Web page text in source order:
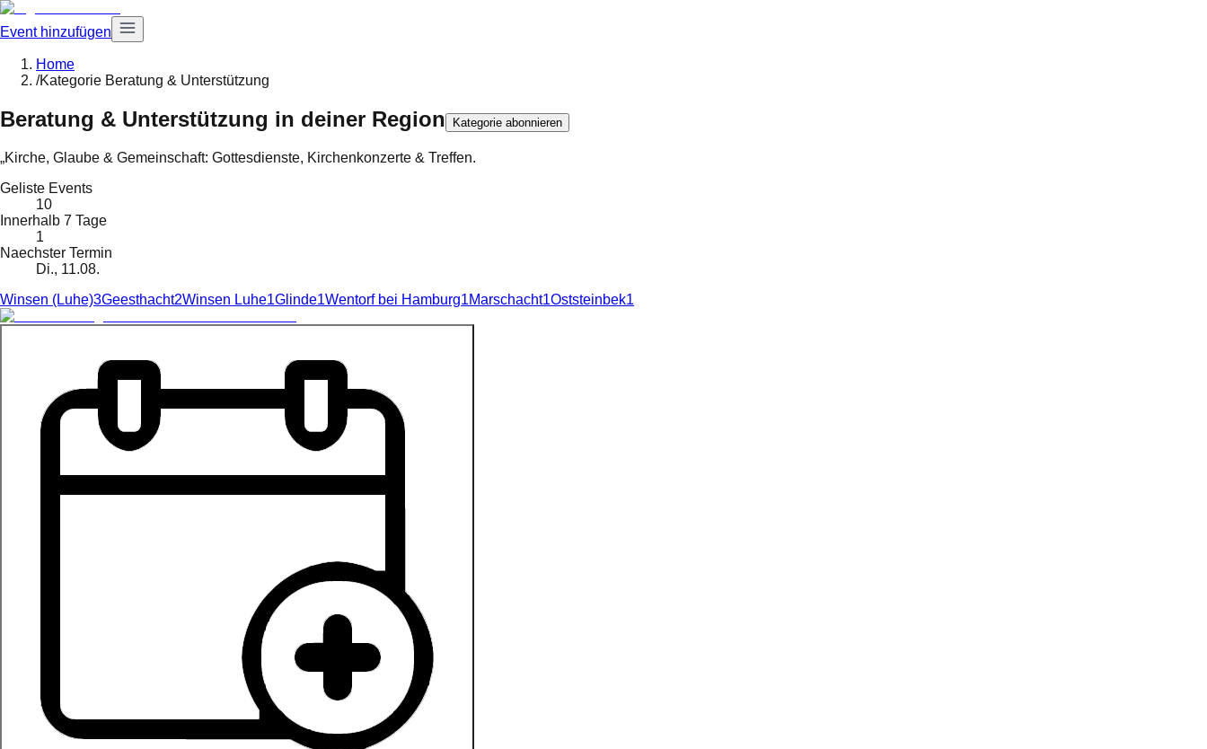
Event hinzufügen
Home
/Kategorie Beratung & Unterstützung
Beratung & Unterstützung in deiner Region Kategorie abonnieren
„Kirche, Glaube & Gemeinschaft: Gottesdienste, Kirchenkonzerte & Treffen.
Geliste Events
10
Innerhalb 7 Tage
1
Naechster Termin
Di., 11.08.
Winsen (Luhe)3Geesthacht2Winsen Luhe1Glinde1Wentorf bei Hamburg1Marschacht1Oststeinbek1